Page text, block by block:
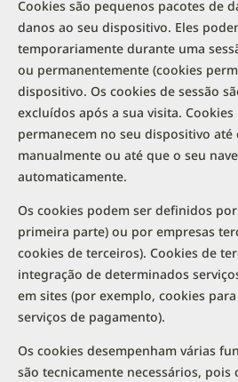
Cookies são pequenos pacotes de
danos ao seu dispositivo. Eles
temporariamente durante uma
ou permanentemente (cookies
dispositivo. Os cookies de sessão
excluídos após a sua visita.
permanecem no seu dispositivo até
manualmente ou até que o seu
automaticamente.
Os cookies podem ser definidos
primeira parte) ou por empresas
cookies de terceiros). Cookies de
integração de determinados
em sites (por exemplo, cookies
serviços de pagamento).
Os cookies desempenham várias
são tecnicamente necessários, pois